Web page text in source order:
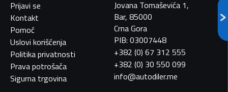
Prijavi se
Kontakt
Pomoć
Uslovi korišćenja
Politika privatnosti
Prava potrošača
Sigurna trgovina
Jovana Tomaševića 1,
Bar, 85000
Crna Gora
PIB: 03007448
+382 (0) 67 312 555
+382 (0) 30 550 099
info@autodiler.me